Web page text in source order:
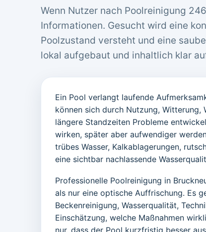
Wenn Nutzer nach Poolreinigung
Informationen. Gesucht wird eine
Poolzustand versteht und eine
lokal aufgebaut und inhaltlich klar
Ein Pool verlangt laufende
können sich durch Nutzung, Witterung,
längere Standzeiten Probleme
wirken, später aber aufwendiger
trübes Wasser, Kalkablagerungen,
eine sichtbar nachlassende
Professionelle Poolreinigung in
als nur eine optische Auffrischung. Es
Beckenreinigung, Wasserqualität,
Einschätzung, welche Maßnahmen
nur, dass der Pool kurzfristig besser